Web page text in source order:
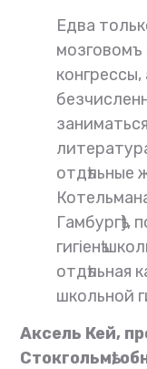
Едва
мозговомъ
отдѣльные
Гамбургѣ),
гигіенѣ
отдѣльная
школьной
Аксель Кей,
Стокгольмѣ,